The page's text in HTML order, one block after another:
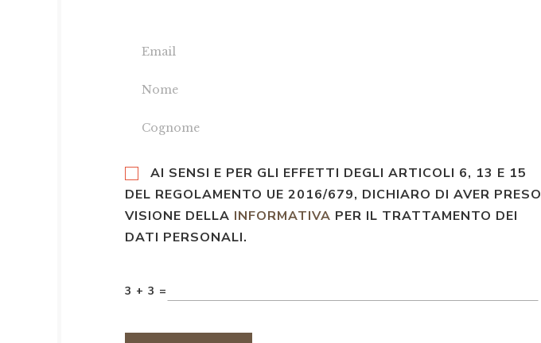
AI SENSI E PER GLI EFFETTI DEGLI ARTICOLI 6, 13 E 15
DEL REGOLAMENTO UE 2016/679, DICHIARO DI AVER PRESO
VISIONE DELLA INFORMATIVA PER IL TRATTAMENTO DEI
DATI PERSONALI.
3 + 3 =